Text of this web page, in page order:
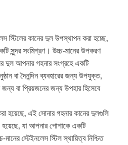
স্টিলের কানের দুল উপস্থাপন করা হচ্ছে,
সুন্দর সংমিশ্রণ। উচ্চ-মানের উপকরণ
দুল আপনার গহনার সংগ্রহে একটি
বা দৈনন্দিন ব্যবহারের জন্য উপযুক্ত,
বা প্রিয়জনের জন্য উপহার হিসেবে
হয়েছে, এই সোনার গহনার কানের দুলগুলি
যা আপনার পোশাকে একটি
স্টেইনলেস স্টিল স্থায়িত্ব নিশ্চিত